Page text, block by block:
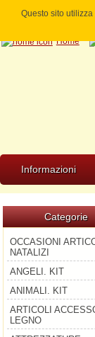
Questo sito
Home
Informazioni
Categorie
OCCASIONI
NATALIZI
ANGELI. KIT
ANIMALI. KIT
ARTICOLI
LEGNO